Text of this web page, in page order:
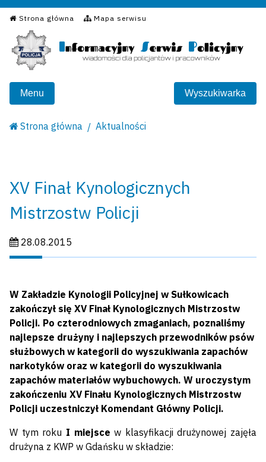
Strona główna Mapa serwisu
Informacyjny Serwis
Menu Wyszukiwarka
Strona główna Aktualności
XV Finał Kynologicznych
Mistrzostw Policji
Data publikacji:
28.08.2015
W Zakładzie Kynologii Policyjnej w Sułkowicach
zakończył się XV Finał Kynologicznych Mistrzostw
Policji. Po czterodniowych zmaganiach, poznaliśmy
najlepsze drużyny i najlepszych przewodników psów
służbowych w kategorii do wyszukiwania zapachów
narkotyków oraz w kategorii do wyszukiwania
zapachów materiałów wybuchowych. W uroczystym
zakończeniu XV Finału Kynologicznych Mistrzostw
Policji uczestniczył Komendant Główny Policji.
W tym roku I miejsce w klasyfikacji drużynowej zajęła
drużyna z KWP w Gdańsku w składzie: